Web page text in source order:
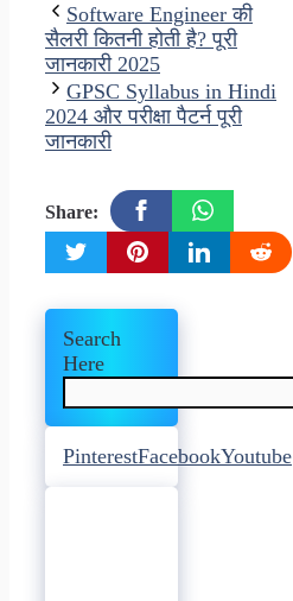
Software Engineer की
सैलरी कितनी होती है? पूरी
जानकारी 2025
GPSC Syllabus in Hindi
2024 और परीक्षा पैटर्न पूरी
जानकारी
Share:
Search
Here
PinterestFacebookYoutube